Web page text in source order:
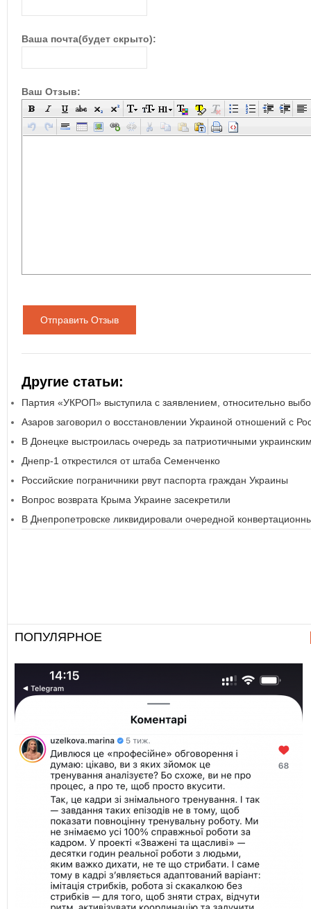
Ваша почта(будет скрыто):
Ваш Отзыв:
Отправить Отзыв
Другие статьи:
Партия «УКРОП» выступила с заявлением, относительно
Азаров заговорил о восстановлении Украиной отношений с
В Донецке выстроилась очередь за патриотичными
Днепр-1 открестился от штаба Семенченко
Российские пограничники рвут паспорта граждан Украины
Вопрос возврата Крыма Украине засекретили
В Днепропетровске ликвидировали очередной
ПОПУЛЯРНОЕ